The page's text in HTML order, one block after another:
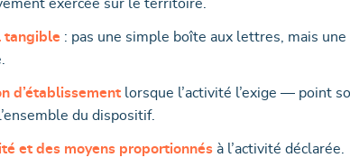
exercée sur le territoire.
tangible : pas une simple boîte aux lettres, mais
d’établissement lorsque l’activité l’exige — point
du dispositif.
et des moyens proportionnés à l’activité déclarée.